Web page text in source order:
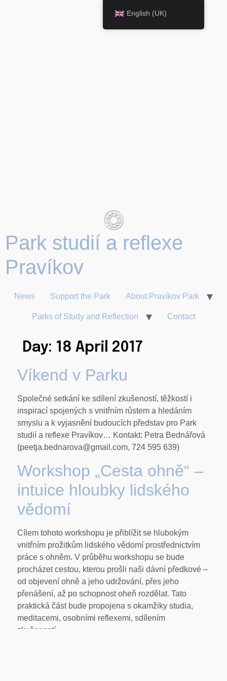
Park studií a reflexe
News Support the Park About Pravíkov Park
Parks of Study and Reflection Contact
Day: 18 April 2017
Víkend v Parku
Společné setkání ke sdílení zkušeností, těžkostí i
inspirací spojených s vnitřním růstem a hledáním
smyslu a k vyjasnění budoucích představ pro Park
studií a reflexe Pravíkov… Kontakt: Petra Bednářová
(peetja.bednarova@gmail.com, 724 595 639)
Workshop „Cesta ohně“ –
intuice hloubky lidského
vědomí
Cílem tohoto workshopu je přiblížit se hlubokým
vnitřním prožitkům lidského vědomí prostřednictvím
práce s ohněm. V průběhu workshopu se bude
procházet cestou, kterou prošli naši dávní předkové –
od objevení ohně a jeho udržování, přes jeho
přenášení, až po schopnost oheň rozdělat. Tato
praktická část bude propojena s okamžiky studia,
meditacemi, osobními reflexemi, sdílením
zkušeností…
English (UK)